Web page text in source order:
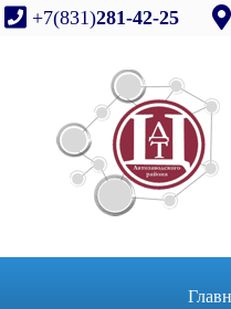
+7(831)281-42-25